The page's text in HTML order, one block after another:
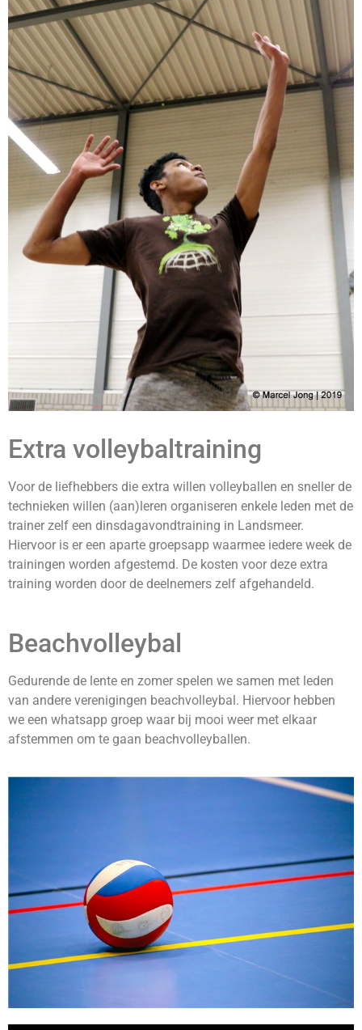
Extra volleybaltraining
Voor de liefhebbers die extra willen volleyballen en sneller de
technieken willen (aan)leren organiseren enkele leden met de
trainer zelf een dinsdagavondtraining in Landsmeer.
Hiervoor is er een aparte groepsapp waarmee iedere week de
trainingen worden afgestemd. De kosten voor deze extra
training worden door de deelnemers zelf afgehandeld.
Beachvolleybal
Gedurende de lente en zomer spelen we samen met leden
van andere verenigingen beachvolleybal. Hiervoor hebben
we een whatsapp groep waar bij mooi weer met elkaar
afstemmen om te gaan beachvolleyballen.